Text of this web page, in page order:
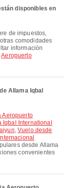
disponibles en
comodidades
información
Aeropuerto
Allama Iqbal
Iqbal International
, Vuelo desde
desde Allama
convenientes